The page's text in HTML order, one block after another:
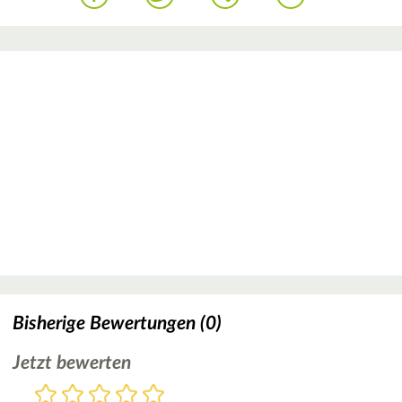
Bisherige Bewertungen (0)
Jetzt bewerten
Bewertung
5
4
3
2
1